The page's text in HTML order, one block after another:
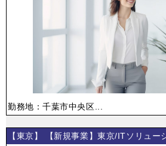
勤務地：千葉市中央区...
【東京】 【新規事業】東京/ITソリュー